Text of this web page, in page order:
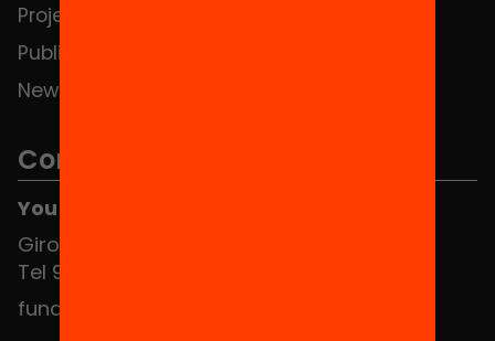
Projects
Publications and videos
News
Contact
You can find us at the Social HUB
Girona 34, interior 08010 Barcelona
Tel 934 588 700
fundacio@equitat.org